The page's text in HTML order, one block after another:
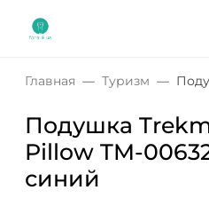
Главная Туризм
Подушка
Pillow TM-
синий